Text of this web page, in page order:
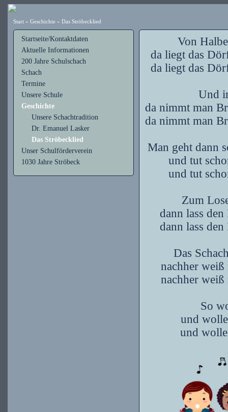
Start» Geschichte» Das Ströbecklied
Startseite/Kontaktdaten
Aktuelle Informationen
200 Jahre Schulschach
Schach
Termine
Unsere Schule
Geschichte
Unsere Schachtradition
Dr. Emanuel Lasker
Das Ströbecklied
Unser Schulförderverein
1030 Jahre Ströbeck
Von
da liegt das
da liegt das
Und
da nimmt man
da nimmt man
Man geht dann
und tut
und tut
Zum
dann lass
dann lass
Das
nachher weiß
nachher weiß
So
und
und